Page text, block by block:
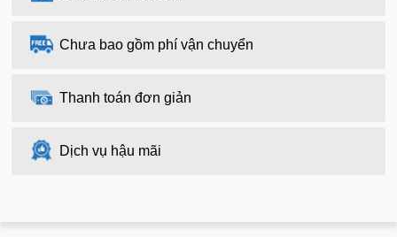
Chưa bao gồm phí vận chuyển
Thanh toán đơn giản
Dịch vụ hậu mãi